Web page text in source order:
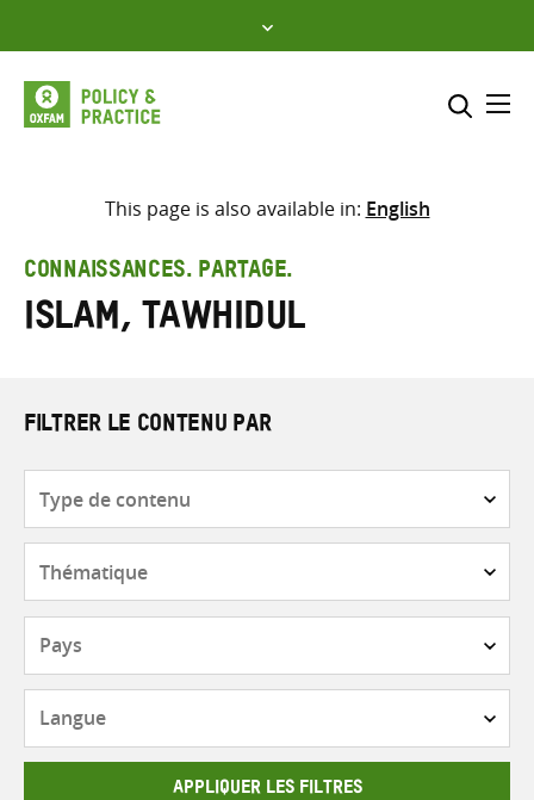
to
content
Sélectionner l’emplacement
Saisir
les
termes
This page is also available in: English
CONNAISSANCES. PARTAGE.
Islam, Tawhidul
FILTRER LE CONTENU PAR
contenu
APPLIQUER LES FILTRES